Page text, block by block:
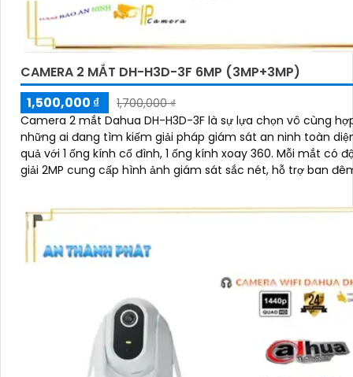
CAMERA 2 MẮT DH-H3D-3F 6MP (3MP+3MP)
1,500,000 ₫
1,700,000 ₫
Camera 2 mắt Dahua DH-H3D-3F là sự lựa chọn vô cùng
những ai đang tìm kiếm giải pháp giám sát an ninh toàn
quả với 1 ống kính cố đình, 1 ống kính xoay 360. Mỗi mắt có
giải 2MP cung cấp hình ảnh giám sát sắc nét, hỗ trợ ban
phân biệt người vật độ chính xác cao